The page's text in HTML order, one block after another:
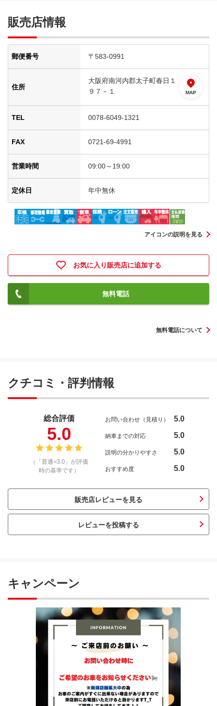
販売店情報
郵便番号 〒583-0991
住所
大阪府南河内郡太子町春日１
９７－１
MAP
TEL 0078-6049-1321
FAX 0721-69-4991
営業時間 09:00～19:00
定休日 年中無休
アイコンの説明を見る
お気に入り販売店に追加する
無料電話
無料電話について
クチコミ・評判情報
総合評価
5.0
（「普通=3.0」が評価
時の基準です）
お問い合わせ（見積り） 5.0
納車までの対応 5.0
説明の分かりやすさ 5.0
おすすめ度 5.0
販売店レビューを見る
レビューを投稿する
キャンペーン